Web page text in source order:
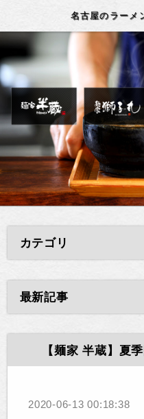
名古屋のラーメ
カテゴリ
最新記事
【麺家 半蔵】夏
2020-06-13 00:18:38